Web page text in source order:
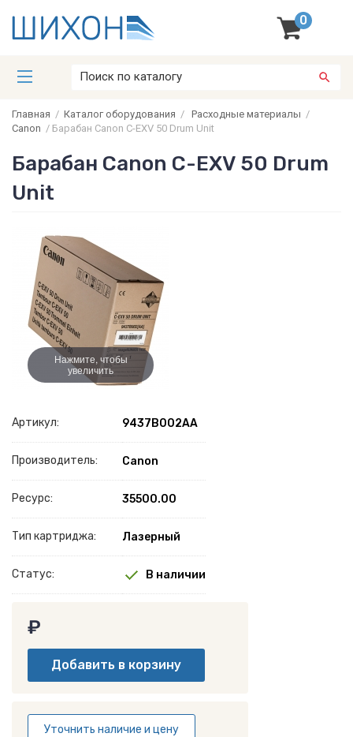
0
Главная / Каталог оборудования / Расходные материалы /
Canon / Барабан Canon C-EXV 50 Drum Unit
Барабан Canon C-EXV 50 Drum
Unit
Нажмите, чтобы
увеличить
Артикул: 9437B002AA
Производитель: Canon
Ресурс: 35500.00
Тип картриджа: Лазерный
Статус: В наличии
₽
Уточнить наличие и цену